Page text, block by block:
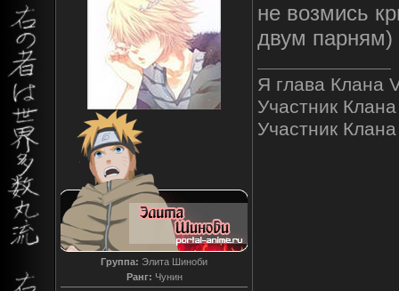
Группа: Элита Шиноби
Ранг: Чунин
не возмись
двум парням)
Я глава Клана
Участник
Участник